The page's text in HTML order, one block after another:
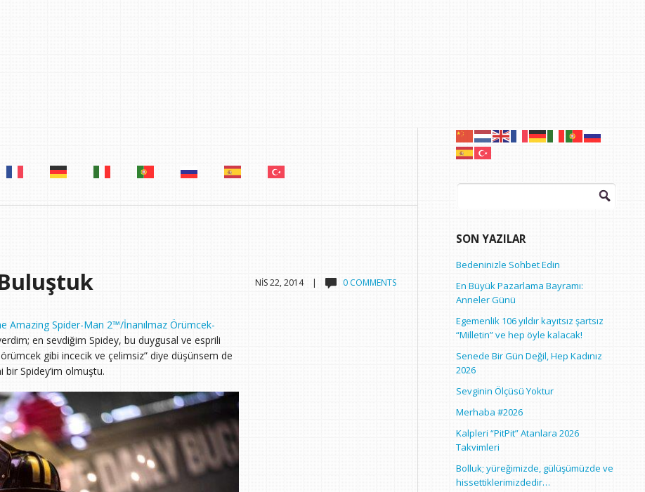
NIS 22, 2014 | 0 COMMENTS
Amazing Spider-Man 2™/İnanılmaz Örümcek-
en sevdiğim Spidey, bu duygusal ve esprili
gibi incecik ve çelimsiz” diye düşünsem de
Spidey’im olmuştu.
Arama:
SON YAZILAR
Bedeninizle Sohbet Edin
En Büyük Pazarlama Bayramı:
Anneler Günü
Egemenlik 106 yıldır kayıtsız şartsız
“Milletin” ve hep öyle kalacak!
Senede Bir Gün Değil, Hep Kadınız
2026
Sevginin Ölçüsü Yoktur
Merhaba #2026
Kalpleri “PitPit” Atanlara 2026
Takvimleri
Bolluk; yüreğimizde, gülüşümüzde ve
hissettiklerimizdedir…